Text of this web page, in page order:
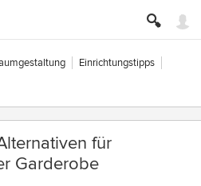
Einrichtungstipps
für
Garderobe